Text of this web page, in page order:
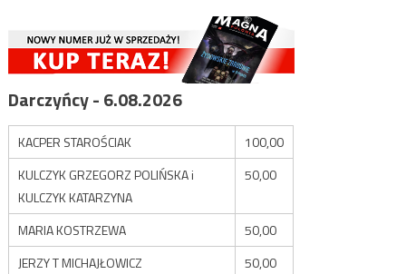
Darczyńcy - 6.08.2026
KACPER STAROŚCIAK
100,00
KULCZYK GRZEGORZ POLIŃSKA i
KULCZYK KATARZYNA
50,00
MARIA KOSTRZEWA
50,00
JERZY T MICHAJŁOWICZ
50,00